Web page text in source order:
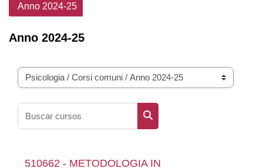
Anno 2024-25
Anno 2024-25
Categorías
Buscar cursos
Buscar cursos
510662 - METODOLOGIA IN